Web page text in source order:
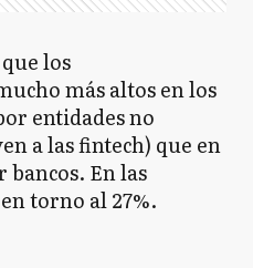
los
más altos en los
entidades no
a las fintech) que en
En las
torno al 27%.